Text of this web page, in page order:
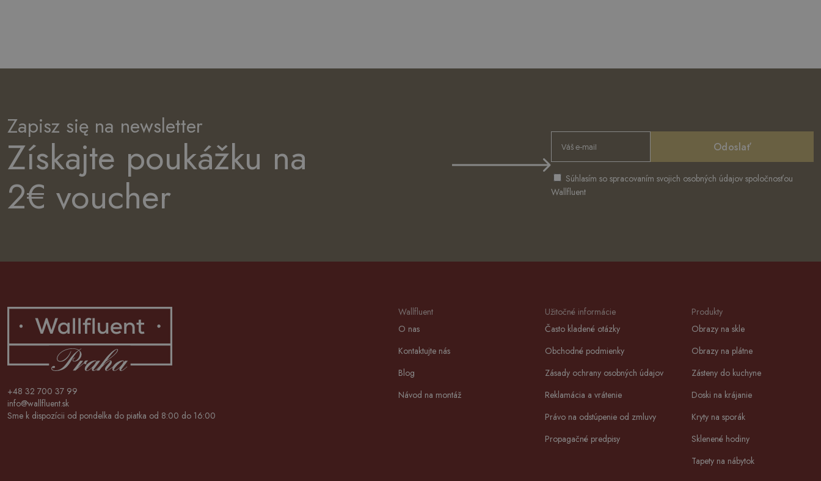
Zapisz się na newsletter
Získajte poukážku na
2€ voucher
Odoslať
Súhlasím so spracovaním svojich osobných údajov spoločnosťou
Wallfluent
+48 32 700 37 99
info@wallfluent.sk
Sme k dispozícii od pondelka do piatka od 8:00 do 16:00
Wallfluent
O nas
Kontaktujte nás
Blog
Návod na montáž
Užitočné informácie
Často kladené otázky
Obchodné podmienky
Zásady ochrany osobných údajov
Reklamácia a vrátenie
Právo na odstúpenie od zmluvy
Propagačné predpisy
Produkty
Obrazy na skle
Obrazy na plátne
Zásteny do kuchyne
Doski na krájanie
Kryty na sporák
Sklenené hodiny
Tapety na nábytok